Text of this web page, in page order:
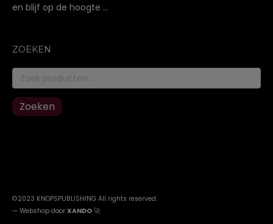
en blijf op de hoogte …
ZOEKEN
Zoeken
naar:
Zoeken
©2023 KNOPSPUBLISHING All rights reserved.
— Webshop door XANDO 🚀